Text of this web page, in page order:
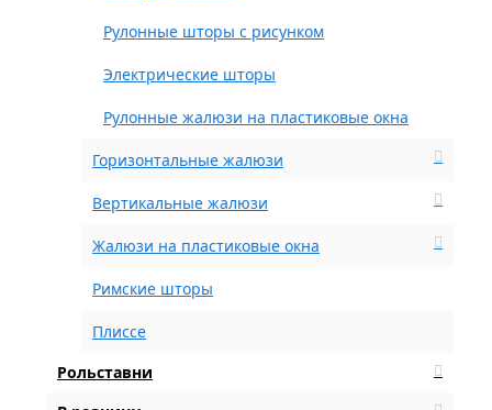
Рулонные шторы с рисунком
Электрические шторы
Рулонные жалюзи на пластиковые окна
Горизонтальные жалюзи
Вертикальные жалюзи
Жалюзи на пластиковые окна
Римские шторы
Плиссе
Рольставни